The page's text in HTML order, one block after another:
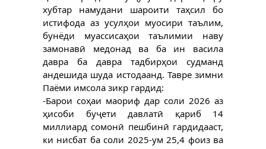
хубтар намудани шароити таҳсил бо
истифода аз усулҳои муосири таълим,
бунёди муассисаҳои таълимии наву
замонавӣ медонад ва ба ин васила
давра ба давра тадбирҳои судманд
андешида шуда истодаанд. Тавре зимни
Паёми имсола зикр гардид:
-Барои соҳаи маориф дар соли 2026 аз
ҳисоби буҷети давлатӣ қариб 14
миллиард сомонӣ пешбинӣ гардидааст,
ки нисбат ба соли 2025-ум 25,4 фоиз ва